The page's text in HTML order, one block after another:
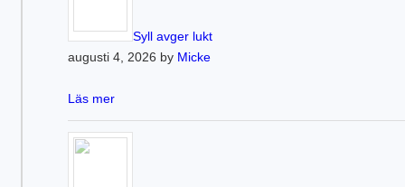
Syll avger lukt
augusti 4, 2026 by Micke
Läs mer